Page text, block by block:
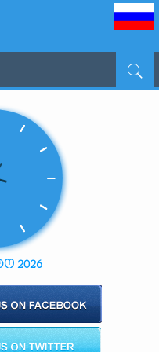
2026